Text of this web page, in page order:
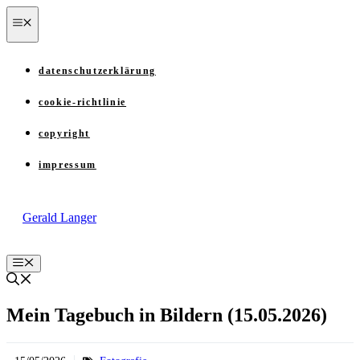
Zum
Inhalt
springen
datenschutzerklärung
cookie-richtlinie
copyright
impressum
Gerald Langer
Menü
Mein Tagebuch in Bildern (15.05.2026)